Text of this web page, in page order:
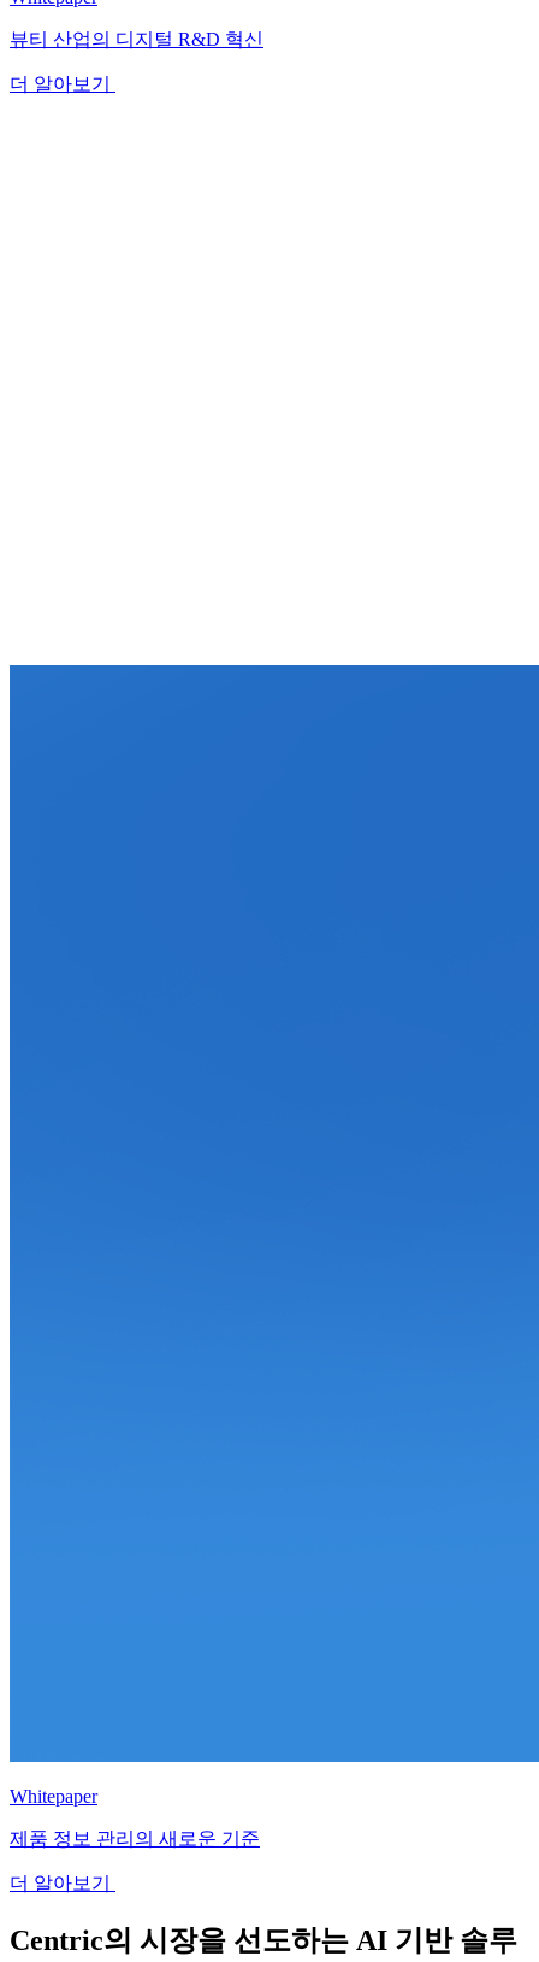
뷰티 산업의 디지털 R&D 혁신
더 알아보기
Whitepaper
제품 정보 관리의 새로운 기준
더 알아보기
Centric의 시장을 선도하는 AI 기반 솔루